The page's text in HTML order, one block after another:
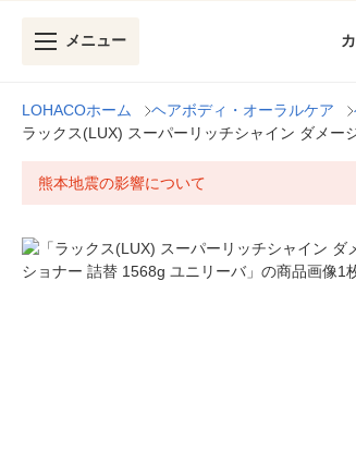
メニュー
LOHACOホーム ヘアボディ・オーラルケア
ラックス(LUX) スーパーリッチシャイン ダメ
熊本地震の影響について